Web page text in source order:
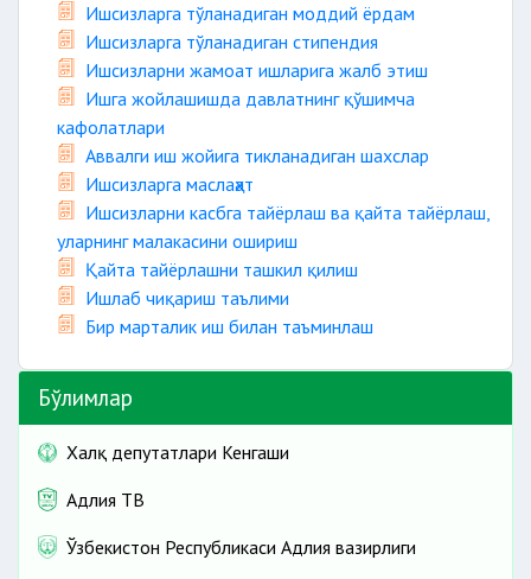
Ишсизларга тўланадиган моддий ёрдам
Ишсизларга тўланадиган стипендия
Ишсизларни жамоат ишларига жалб этиш
Ишга жойлашишда давлатнинг қўшимча
кафолатлари
Аввалги иш жойига тикланадиган шахслар
Ишсизларга маслаҳат
Ишсизларни касбга тайёрлаш ва қайта тайёрлаш,
уларнинг малакасини ошириш
Қайта тайёрлашни ташкил қилиш
Ишлаб чиқариш таълими
Бир марталик иш билан таъминлаш
Бўлимлар
Халқ депутатлари Кенгаши
Адлия ТВ
Ўзбекистон Республикаси Адлия вазирлиги